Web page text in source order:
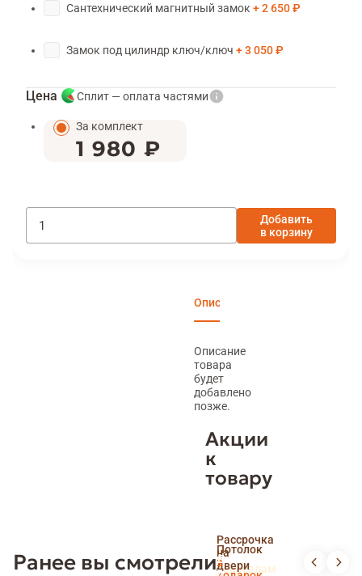
Сантехнический магнитный замок 2 650 ₽
Замок под цилиндр ключ/ключ 3 050 ₽
Цена Сплит — оплата частями
За комплект
1 980 ₽
Добавить
в корзину
Описание
Описание
товара
будет
добавлено
позже.
Акции
к
товару
пенсионерам
и
новоселам
Рассрочка
на
двери
Потолок
в
Доставка
и
Ранее вы смотрели